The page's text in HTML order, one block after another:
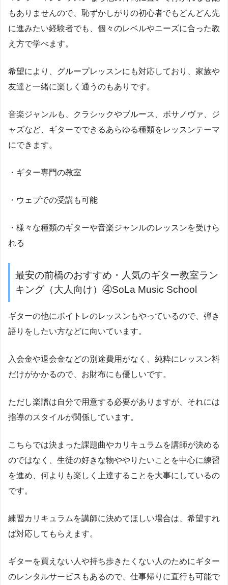
もありませんので、恥ずかしがりの初心者でもどんどん先
に進みたい経験者でも、個々のレベルやニーズに合った教
え方で学べます。
希望により、グループレッスンにも対応しており、家族や
友達と一緒に楽しく通うのもありです。
音楽ジャンルも、クラシックやブルース、ボサノヴァ、ジ
ャズなど、ギターでできるあらゆる種類をレッスンテーマ
にできます。
・ギター専門の教室
・ウェブでの受講も可能
・様々な種類のギターや音楽ジャンルのレッスンを受けら
れる
最安の前橋のおすすめ・人気のギター教室ラン
キング（大人向け）④SoLa Music School
ギターの他にボイトレのレッスンもやっているので、弾き
語りをしたい方などに向いています。
入会金や退会金などの別途費用がなく、純粋にレッスン料
だけがかかるので、お財布にも優しいです。
ただし楽譜は自分で用意する必要がありますが、それには
指導のスタイルが関係しています。
こちらでは決まった課題曲やカリキュラムを講師が決める
のではなく、生徒の好きな物ややりたいことを中心に練習
を進め、何よりも楽しく上達することを大事にしているの
です。
練習カリキュラムを講師に決めてほしい場合は、希望すれ
ば対応してもらえます。
ギターを買えない人や持ち歩きたくない人のためにギター
のレンタルサービスもあるので、仕事帰りに直行も可能で